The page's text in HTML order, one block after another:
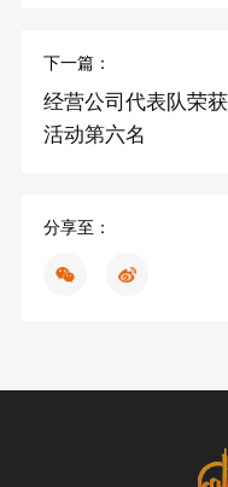
下一篇：
经营公司代表队荣
活动第六名
分享至：